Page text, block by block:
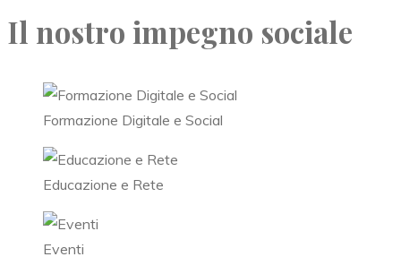
Il nostro impegno sociale
Formazione Digitale e Social
Educazione e Rete
Eventi